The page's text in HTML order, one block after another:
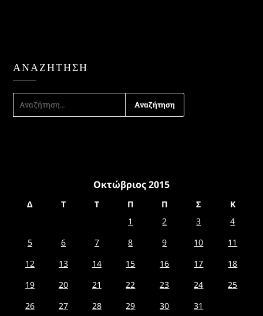
ΑΝΑΖΉΤΗΣΗ
ΓΙΑ:
Οκτώβριος 2015
Δ Τ Τ Π Π Σ
Κ
1
2 3
4
5
6 7 8 9 10
11
12
13 14 15 16 17
18
19
20 21 22 23 24
25
26
27 28 29 30
31